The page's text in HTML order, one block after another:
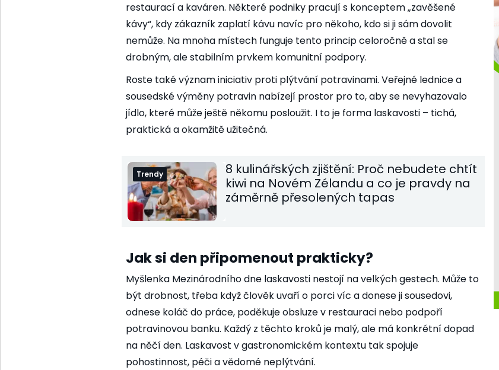
restaurací a kaváren. Některé podniky pracují s konceptem „zavěšené
kávy“, kdy zákazník zaplatí kávu navíc pro někoho, kdo si ji sám dovolit
nemůže. Na mnoha místech funguje tento princip celoročně a stal se
drobným, ale stabilním prvkem komunitní podpory.
Roste také význam iniciativ proti plýtvání potravinami. Veřejné lednice a
sousedské výměny potravin nabízejí prostor pro to, aby se nevyhazovalo
jídlo, které může ještě někomu posloužit. I to je forma laskavosti – tichá,
praktická a okamžitě užitečná.
Trendy
8 kulinářských zjištění: Proč nebudete chtít
kiwi na Novém Zélandu a co je pravdy na
záměrně přesolených tapas
Jak si den připomenout prakticky?
Myšlenka Mezinárodního dne laskavosti nestojí na velkých gestech. Může to
být drobnost, třeba když člověk uvaří o porci víc a donese ji sousedovi,
odnese koláč do práce, poděkuje obsluze v restauraci nebo podpoří
potravinovou banku. Každý z těchto kroků je malý, ale má konkrétní dopad
na něčí den. Laskavost v gastronomickém kontextu tak spojuje
pohostinnost, péči a vědomé neplýtvání.